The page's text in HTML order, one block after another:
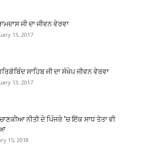
ਜੀ ਦਾ ਜੀਵਨ ਵੇਰਵਾ
13, 2017
ਸਾਹਿਬ ਜੀ ਦਾ ਸੰਖੇਪ ਜੀਵਨ ਵੇਰਵਾ
13, 2017
ਨੀਤੀ ਦੇ ਪਿੰਜਰੇ ‘ਚ ਇੱਕ ਸਾਧ ਤੋਤਾ ਵੀ
15, 2018